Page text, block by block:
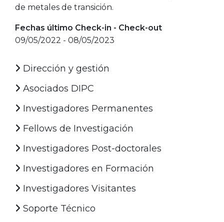
de metales de transición.
Fechas último Check-in - Check-out
09/05/2022 - 08/05/2023
Dirección y gestión
Asociados DIPC
Investigadores Permanentes
Fellows de Investigación
Investigadores Post-doctorales
Investigadores en Formación
Investigadores Visitantes
Soporte Técnico